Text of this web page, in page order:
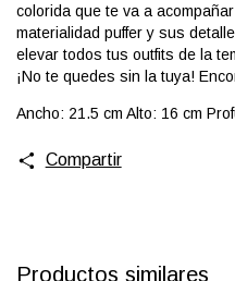
colorida que te va a
materialidad puffer y sus
elevar todos tus outfits de la
¡No te quedes sin la tuya!
Ancho: 21.5 cm Alto: 16 cm
Compartir
Productos similares